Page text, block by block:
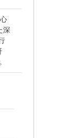
深